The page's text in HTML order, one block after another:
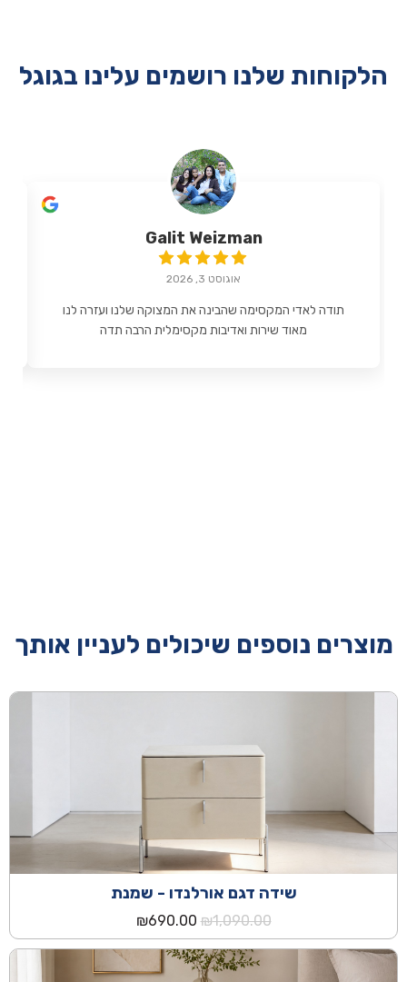
הלקוחות שלנו רושמים עלינו בגוגל
Galit Weizman
אוגוסט 3, 2026
תודה לאדי המקסימה שהבינה את המצוקה שלנו ועזרה לנו
מאוד שירות ואדיבות מקסימלית הרבה תדה
מוצרים נוספים שיכולים לעניין אותך
שידה דגם אורלנדו - שמנת
₪1,090.00
המחיר
המקורי
היה:
₪1,090.00.
₪690.00
הנוכחי
הוא:
₪690.00.